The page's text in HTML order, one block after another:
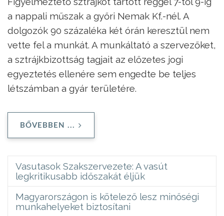
a nappali műszak a győri Nemak Kf.-nél. A
dolgozók 90 százaléka két órán keresztül nem
vette fel a munkát. A munkáltató a szervezőket,
a sztrájkbizottság tagjait az előzetes jogi
egyeztetés ellenére sem engedte be teljes
létszámban a gyár területére.
BŐVEBBEN ...
Vasutasok Szakszervezete: A vasút
legkritikusabb időszakát éljük
Magyarországon is kötelező lesz minőségi
munkahelyeket biztosítani